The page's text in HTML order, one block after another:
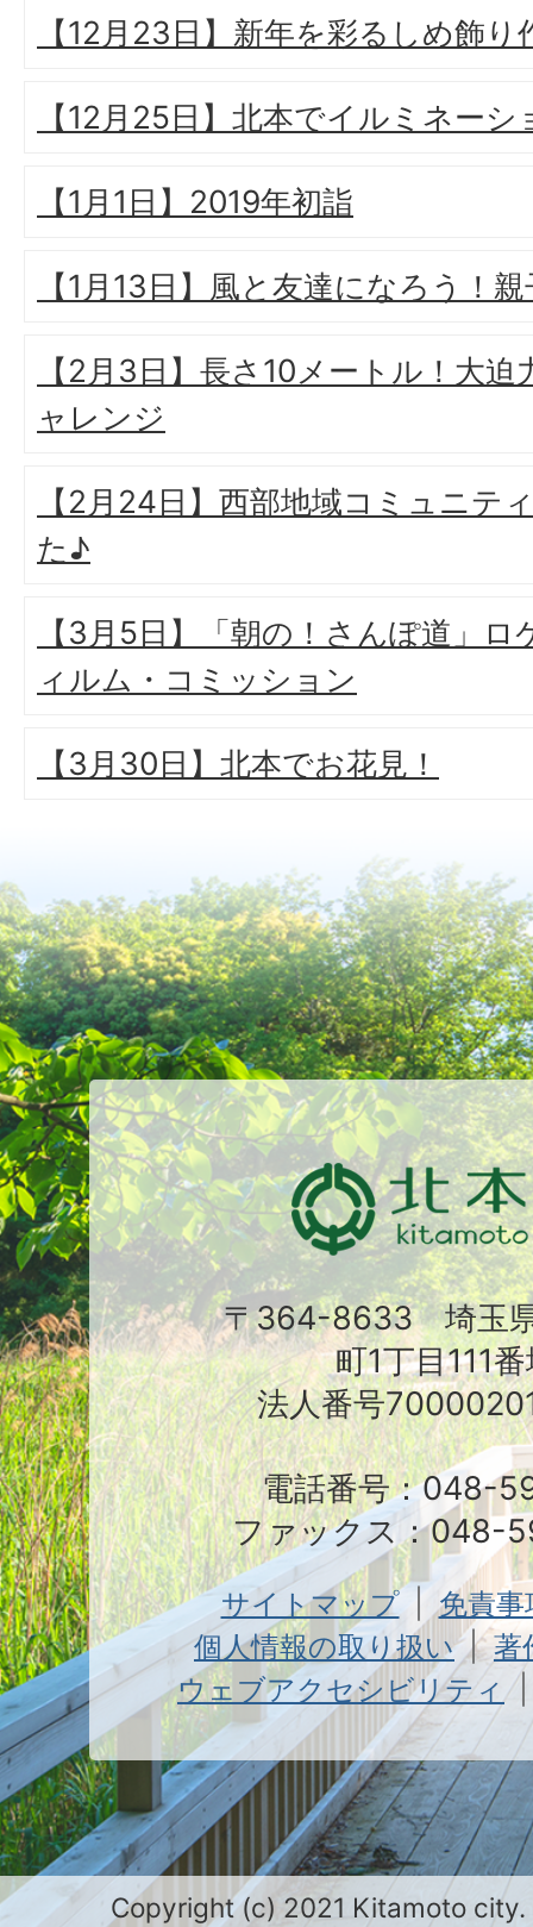
【12月23日】新年を彩るしめ飾
【12月25日】北本でイルミネーシ
【1月1日】2019年初詣
【1月13日】風と友達になろう！
【2月3日】長さ10メートル！大
ャレンジ
【2月24日】西部地域コミュニテ
た♪
【3月5日】「朝の！さんぽ道」
ィルム・コミッション
【3月30日】北本でお花見！
〒364-8633 埼玉
町1丁目111
法人番号
電話番号：048-
ファックス：048-
サイトマップ
免責
個人情報の取り扱い
著
ウェブアクセシビリティ
Copyright (c) 2021 Kitamoto city.